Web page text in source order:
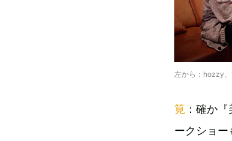
左から：hozzy
筧 ：確か
ークショ